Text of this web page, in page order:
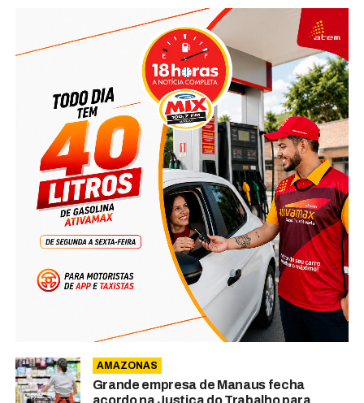
AMAZONAS
Grande empresa de Manaus fecha
acordo na Justiça do Trabalho para